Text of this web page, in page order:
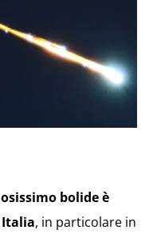
bolide è
, in particolare in